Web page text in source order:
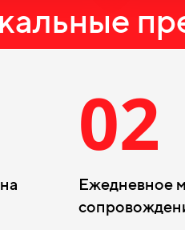
02
Ежедневное